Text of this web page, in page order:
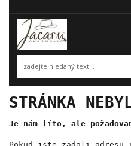
STRÁNKA
Je nám líto, ale